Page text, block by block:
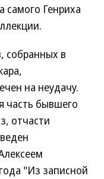
самого Генриха
собранных в
на неудачу.
часть бывшего
отчасти
"Из записной